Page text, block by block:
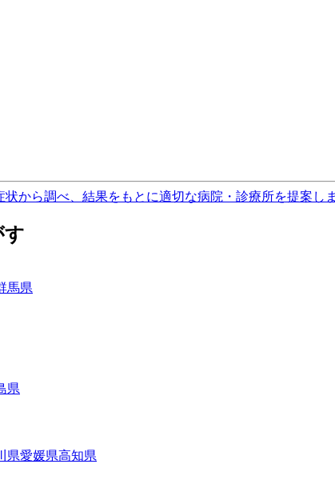
状から調べ、結果をもとに適切な病院・診療所を提案し
す
馬県
県
県愛媛県高知県